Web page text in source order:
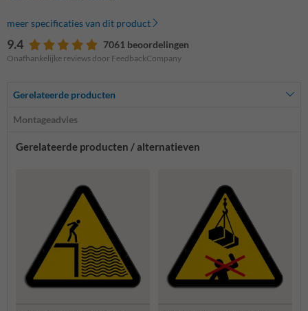
meer specificaties van dit product
9.4 7061 beoordelingen
Onafhankelijke reviews door FeedbackCompany
Gerelateerde producten
Montageadvies
Gerelateerde producten / alternatieven